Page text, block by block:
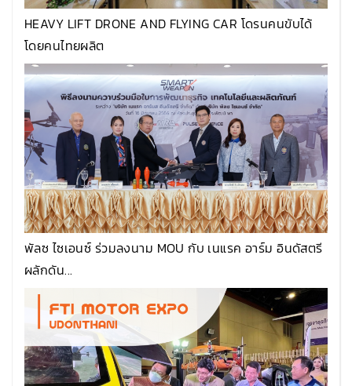
HEAVY LIFT DRONE AND FLYING CAR โดรนคนขับได้
โดยคนไทยผลิต
พัลซ ไซเอนซ์ ร่วมลงนาม MOU กับ เนแรค อาร์ม อินดัสตรี
ผลักดัน...